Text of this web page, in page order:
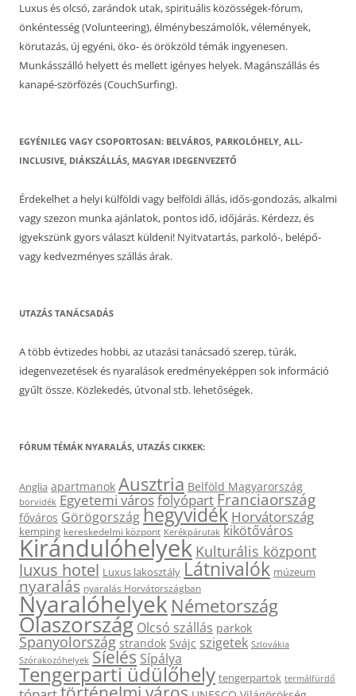
Luxus és olcsó, zarándok utak, spirituális közösségek-fórum,
önkéntesség (Volunteering), élménybeszámolók, vélemények,
körutazás, új egyéni, öko- és örökzöld témák ingyenesen.
Munkásszálló helyett és mellett igényes helyek. Magánszállás és
kanapé-szörfözés (CouchSurfing).
EGYÉNILEG VAGY CSOPORTOSAN: BELVÁROS, PARKOLÓHELY, ALL-
INCLUSIVE, DIÁKSZÁLLÁS, MAGYAR IDEGENVEZETŐ
Érdekelhet a helyi külföldi vagy belföldi állás, idős-gondozás, alkalmi
vagy szezon munka ajánlatok, pontos idő, időjárás. Kérdezz, és
igyekszünk gyors választ küldeni! Nyitvatartás, parkoló-, belépő-
vagy kedvezményes szállás árak.
UTAZÁS TANÁCSADÁS
A több évtizedes hobbi, az utazási tanácsadó szerep, túrák,
idegenvezetések és nyaralások eredményeképpen sok információ
gyűlt össze. Közlekedés, útvonal stb. lehetőségek.
FÓRUM TÉMÁK NYARALÁS, UTAZÁS CIKKEK:
Anglia apartmanok Ausztria Belföld Magyarország
borvidék Egyetemi városfolyópartFranciaország
főváros Görögországhegyvidék Horvátország
kemping kereskedelmi központ Kerékpárutak kikötőváros
Kirándulóhelyek Kulturális központ
luxus hotel Luxus lakosztály Látnivalók múzeum
nyaralás nyaralás Horvátországban
Nyaralóhelyek Németország
Olaszország Olcsó szállás parkok
Spanyolország strandok Svájc szigetek Szlovákia
Szórakozóhelyek Síelés Sípálya
Tengerparti üdülőhely tengerpartok termálfürdő